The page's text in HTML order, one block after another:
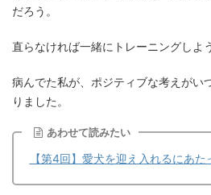
だろう。
直らなければ一緒にトレーニングしよう
病んでた私が、ポジティブな考えがい
りました。
あわせて読みたい
【第4回】愛犬を迎え入れるにあ